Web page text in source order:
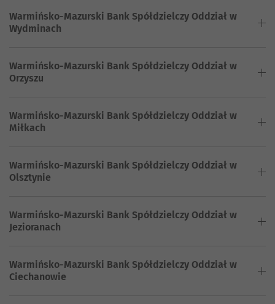
Warmińsko-Mazurski Bank Spółdzielczy Oddział w
Wydminach
Warmińsko-Mazurski Bank Spółdzielczy Oddział w
Orzyszu
Warmińsko-Mazurski Bank Spółdzielczy Oddział w
Miłkach
Warmińsko-Mazurski Bank Spółdzielczy Oddział w
Olsztynie
Warmińsko-Mazurski Bank Spółdzielczy Oddział w
Jezioranach
Warmińsko-Mazurski Bank Spółdzielczy Oddział w
Ciechanowie